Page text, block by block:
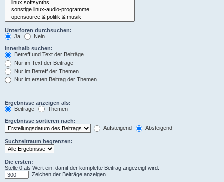
Unterforen durchsuchen:
Ja
Nein
Innerhalb suchen:
Betreff und Text der Beiträge
Nur im Text der Beiträge
Nur im Betreff der Themen
Nur im ersten Beitrag der Themen
Ergebnisse anzeigen als:
Beiträge
Themen
Ergebnisse sortieren nach:
Aufsteigend
Absteigend
Suchzeitraum begrenzen:
Die ersten:
Stelle 0 als Wert ein, damit der komplette Beitrag angezeigt wird.
Zeichen der Beiträge anzeigen